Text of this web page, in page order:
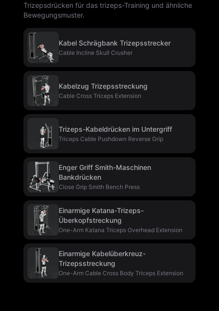
Trizepsdrücken für das trizeps-Training und ähnliche
Bewegungsmuster.
Kabel Schrägbank Trizepsstrecker
Cable Incline Skull Crusher
Kabelzug Trizepsstreckung
Cable Cross Triceps Extension
Trizeps-Kabeldrücken im Untergriff
Triceps Cable Pushdown Reverse Grip
Enger Griff Smith-Maschinen
Bankdrücken
Close Grip Smith Bench Press
Einarmige Katana-Trizeps-
Überkopfstreckung
One-Arm Katana Triceps Overhead Extension
Einarmige Kabelüberkreuz-
Trizepsstreckung
One-Arm Cable Cross Body Triceps Extension